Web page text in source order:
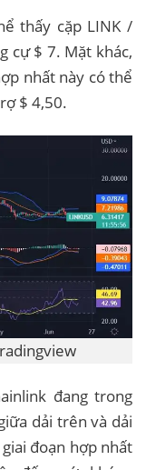
thấy cặp LINK /
cự $ 7. Mặt khác,
nhất này có thể
$ 4,50.
đang trong
dải trên và dải
đoạn hợp nhất